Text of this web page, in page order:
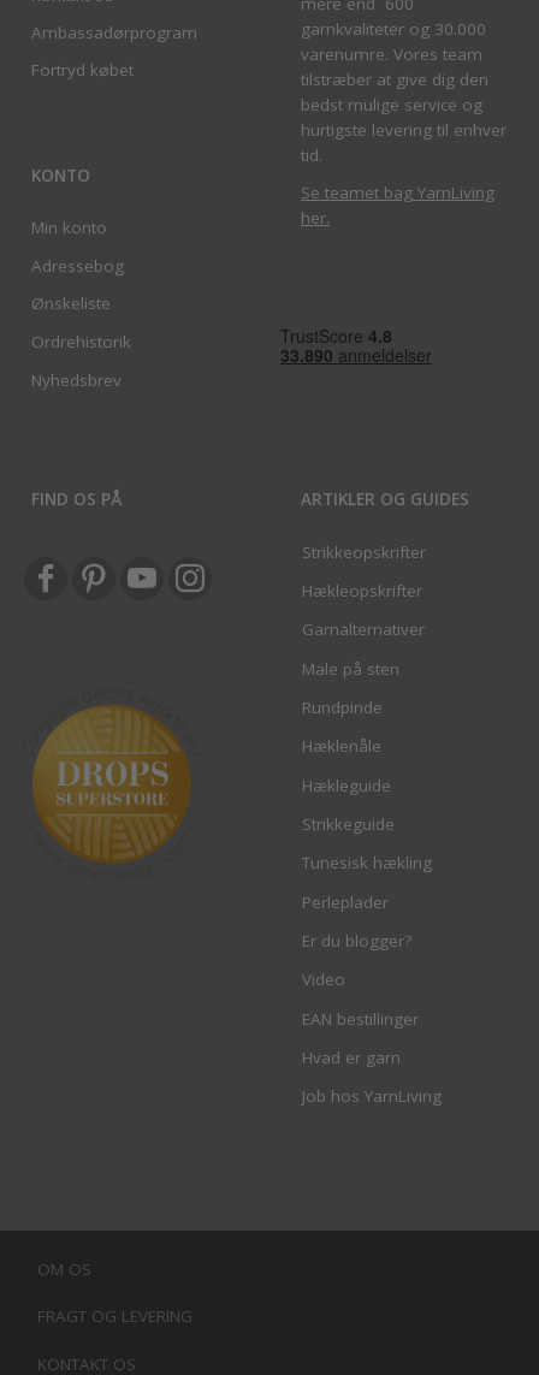
Ambassadørprogram
Fortryd købet
KONTO
Min konto
Adressebog
Ønskeliste
Ordrehistorik
Nyhedsbrev
garnkvaliteter og 30.000
varenumre. Vores team
tilstræber at give dig den
bedst mulige service og
hurtigste levering til enhver
tid.
Se teamet bag YarnLiving
her.
FIND OS PÅ ARTIKLER OG GUIDES
Strikkeopskrifter
Hækleopskrifter
Garnalternativer
Male på sten
Rundpinde
Hæklenåle
Hækleguide
Strikkeguide
Tunesisk hækling
Perleplader
Er du blogger?
Video
EAN bestillinger
Hvad er garn
Job hos YarnLiving
OM OS
FRAGT OG LEVERING
KONTAKT OS